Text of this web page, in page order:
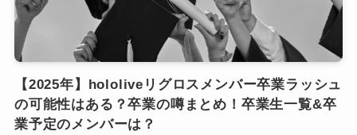
【2025年】hololiveリグロスメンバー卒業ラッシュ
の可能性はある？卒業の噂まとめ！卒業生一覧&卒
業予定のメンバーは？